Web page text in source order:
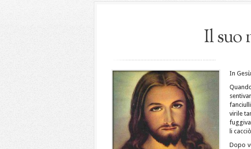
Il suo
In
virile
li
Dopo